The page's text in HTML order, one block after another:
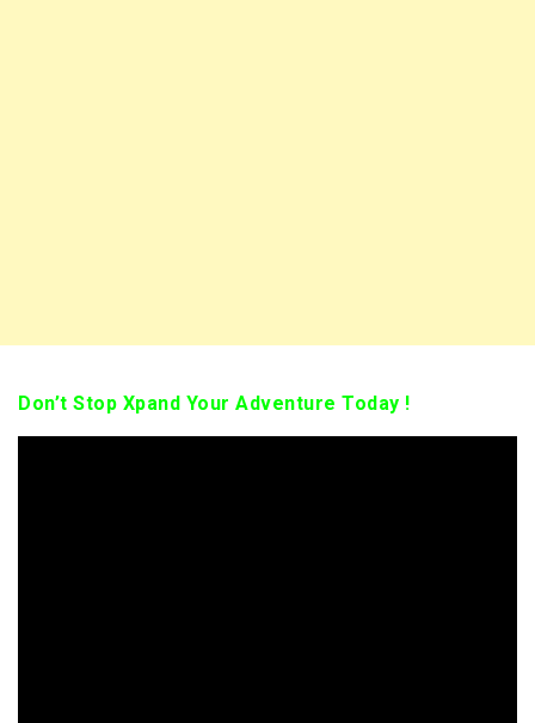
Don’t Stop Xpand Your Adventure Today !